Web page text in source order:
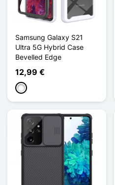
Samsung Galaxy S21
Ultra 5G Hybrid Case
Bevelled Edge
12,99 €
Branco